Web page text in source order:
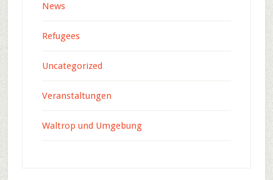
News
Refugees
Uncategorized
Veranstaltungen
Waltrop und Umgebung